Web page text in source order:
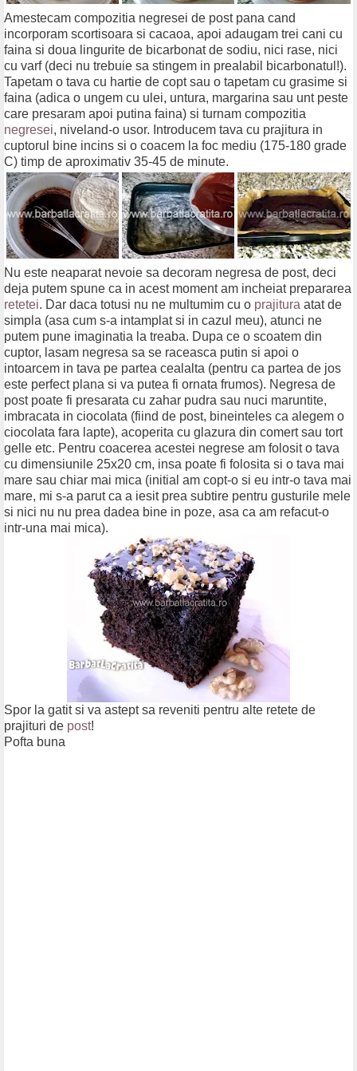
Amestecam compozitia negresei de post pana cand
incorporam scortisoara si cacaoa, apoi adaugam trei cani cu
faina si doua lingurite de bicarbonat de sodiu, nici rase, nici
cu varf (deci nu trebuie sa stingem in prealabil bicarbonatul!).
Tapetam o tava cu hartie de copt sau o tapetam cu grasime si
faina (adica o ungem cu ulei, untura, margarina sau unt peste
care presaram apoi putina faina) si turnam compozitia
negresei, niveland-o usor. Introducem tava cu prajitura in
cuptorul bine incins si o coacem la foc mediu (175-180 grade
C) timp de aproximativ 35-45 de minute.
Nu este neaparat nevoie sa decoram negresa de post, deci
deja putem spune ca in acest moment am incheiat prepararea
retetei. Dar daca totusi nu ne multumim cu o prajitura atat de
simpla (asa cum s-a intamplat si in cazul meu), atunci ne
putem pune imaginatia la treaba. Dupa ce o scoatem din
cuptor, lasam negresa sa se raceasca putin si apoi o
intoarcem in tava pe partea cealalta (pentru ca partea de jos
este perfect plana si va putea fi ornata frumos). Negresa de
post poate fi presarata cu zahar pudra sau nuci maruntite,
imbracata in ciocolata (fiind de post, bineinteles ca alegem o
ciocolata fara lapte), acoperita cu glazura din comert sau tort
gelle etc. Pentru coacerea acestei negrese am folosit o tava
cu dimensiunile 25x20 cm, insa poate fi folosita si o tava mai
mare sau chiar mai mica (initial am copt-o si eu intr-o tava mai
mare, mi s-a parut ca a iesit prea subtire pentru gusturile mele
si nici nu nu prea dadea bine in poze, asa ca am refacut-o
intr-una mai mica).
Spor la gatit si va astept sa reveniti pentru alte retete de
prajituri de post!
Pofta buna